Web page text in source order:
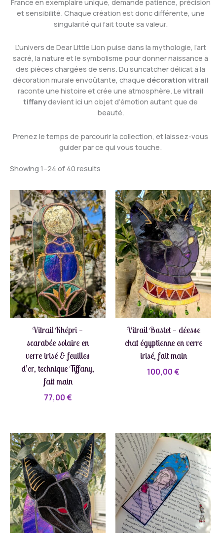
et sensibilité. Chaque création est donc différente, une
singularité qui fait toute sa valeur.
L’univers de Dear Little Lion puise dans la mythologie, l’art
sacré, la nature et le symbolisme pour donner naissance à
des pièces chargées de sens. Du suncatcher délicat à la
décoration murale envoûtante, chaque décoration vitrail
raconte une histoire et crée une atmosphère. Le vitrail
tiffanydevient ici un objet d’émotion autant que de
beauté.
Prenez le temps de parcourir la collection, et laissez-vous
guider par ce qui vous touche.
Showing 1–24 of 40 results
Vitrail Khépri —
scarabée solaire en
verre irisé & feuilles
d’or, technique Tiffany,
fait main
77,00€
Vitrail Bastet — déesse
chat égyptienne en verre
irisé, fait main
100,00€